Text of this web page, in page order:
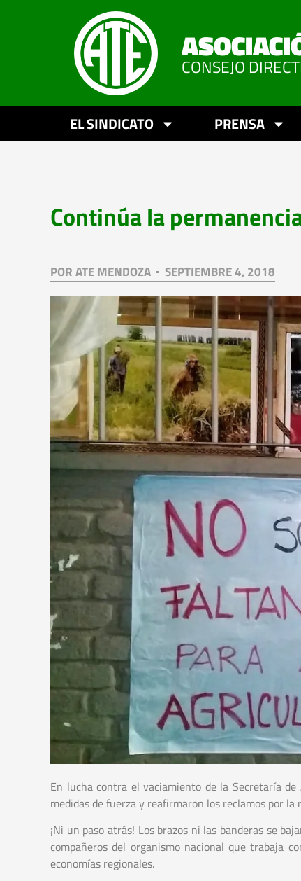
CONSEJO
EL SINDICATO PRENSA
Continúa la
PORATE MENDOZA SEPTIEMBRE 4, 2018
En lucha contra el vaciamiento de la Secretaría
medidas de fuerza y reafirmaron los reclamos por
¡Ni un paso atrás! Los brazos ni las banderas se
compañeros del organismo nacional que trabaja
economías regionales.